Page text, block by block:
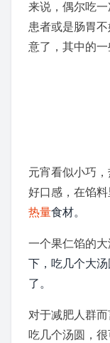
来说，偶尔吃
患者或是肠胃
意了，其中的一
元宵看似小巧
好口感，在馅
热量食材。
一个果仁馅的
下，吃几个大
了。
对于减肥人群
吃几个汤圆，